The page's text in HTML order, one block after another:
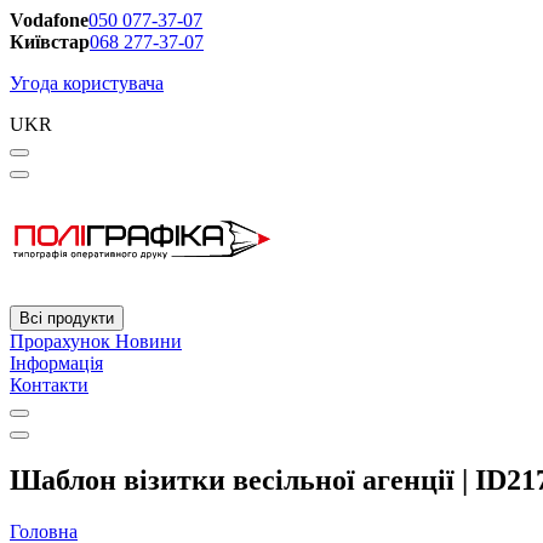
Vodafone050 077-37-07
Київстар068 277-37-07
Угода користувача
UKR
Всі продукти
Прорахунок Новини
Інформація
Контакти
Шаблон візитки весільної агенції |
Головна